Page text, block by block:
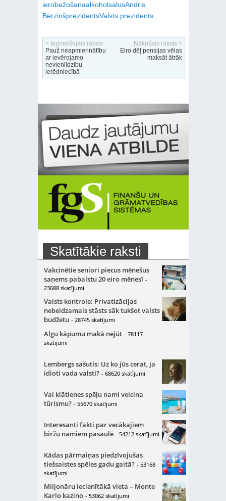
ierobežošanaalkoholsalusAndris
BērziņšprezidentsValsts prezidents
< Iepriekšējais raksts
Pauž neapmierinātību
ar ievērojamo
nevienlīdzību
ierēdniecībā
Nākošais raksts >
Eiro dēļ pensijas vēlas
maksāt ātrāk
Skatītākie raksti
Vakcinētie seniori piecus mēnešus
saņems pabalstu 20 eiro mēnesī -
23688 skatījumi
Valsts kontrole: Privatizācijas
nebeidzamais stāsts sāk tukšot valsts
budžetu - 28745 skatījumi
Algu kāpumu makā nejūt - 78117
skatījumi
Lembergs sašutis: Uz ko jūs cerat, ja
idioti vada valsti? - 68620 skatījumi
Vai klātienes spēļu nami veicina
tūrismu? - 55670 skatījumi
Interesanti fakti par vecākajiem
biržu namiem pasaulē - 54212 skatījumi
Kādas pārmaiņas piedzīvojušas
tiešsaistes spēles gadu gaitā? - 53168
skatījumi
Miljonāru iecienītākā vieta – Monte
Karlo kazino - 53062 skatījumi